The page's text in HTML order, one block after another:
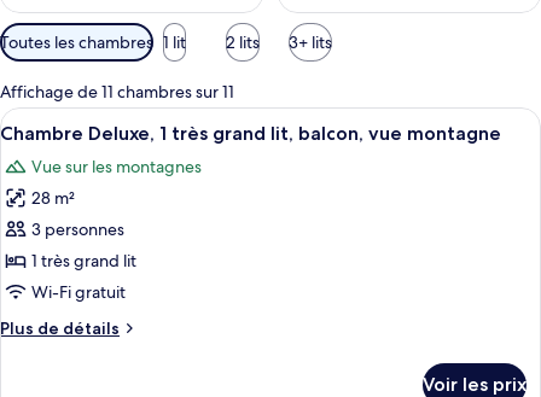
Filtres
disponibles
pour
les
chambres
Toutes les chambres 1 lit 2 lits 3+ lits
Affichage de 11 chambres sur 11
Afficher
toutes
les
photos
pour
ce
type
chambre :
Une chambre d’hôtel avec un
8
Chambre Deluxe, 1 très grand lit, balcon, vue montagne
Vue sur les montagnes
28 m²
3 personnes
1 très grand lit
Wi-Fi gratuit
Plus de détails
Plus
Voir les prix